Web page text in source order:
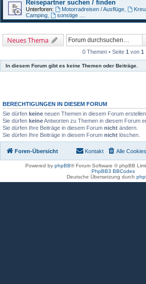
Reisepartner suchen / finden
Unterforen: Motorradreisen / Ausflüge,
Camping
sonstige ....
Neues Thema
0 Themen • Seite 1 von 1
In diesem Forum gibt es keine Themen oder Beiträge.
BERECHTIGUNGEN IN DIESEM FORUM
Sie dürfen keine neuen Themen in diesem Forum erstellen.
Sie dürfen keineAntworten zu Themen in diesem Forum
Sie dürfen Ihre Beiträge in diesem Forum nicht ändern.
Sie dürfen Ihre Beiträge in diesem Forum nicht löschen.
Foren-Übersicht Alle
Kontakt
Powered by phpBB® Forum Software © phpBB
PhpBB3 BBCodes
Deutsche Übersetzung durch